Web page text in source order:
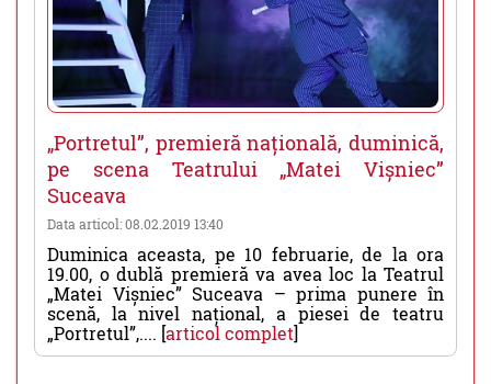
„Portretul”, premieră națională, duminică,
pe scena Teatrului „Matei Vișniec”
Suceava
Data articol: 08.02.2019 13:40
Duminica aceasta, pe 10 februarie, de la ora
19.00, o dublă premieră va avea loc la Teatrul
„Matei Vișniec” Suceava – prima punere în
scenă, la nivel național, a piesei de teatru
„Portretul”,.... [articol complet]